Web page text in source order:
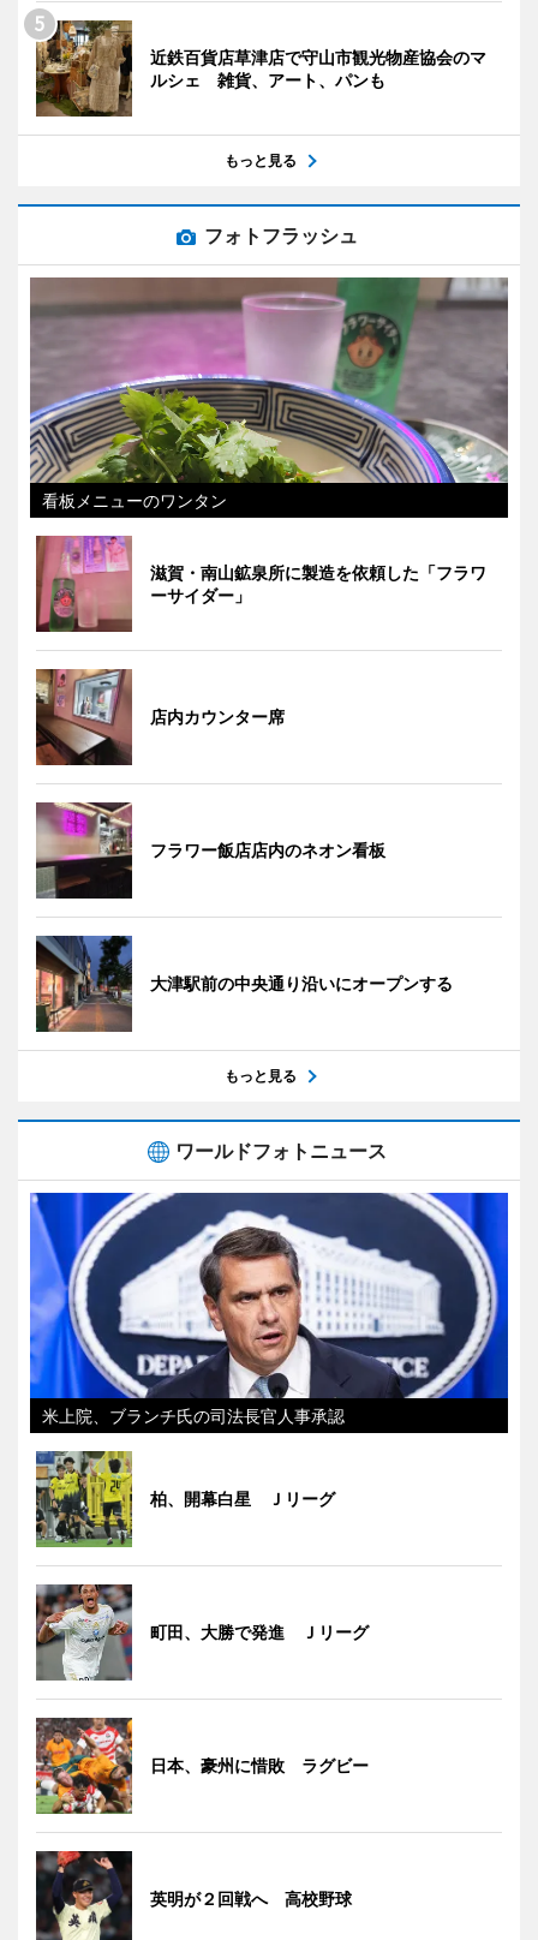
近鉄百貨店草津店で守山市観光物産協会のマ
ルシェ 雑貨、アート、パンも
もっと見る
フォトフラッシュ
看板メニューのワンタン
滋賀・南山鉱泉所に製造を依頼した「フラワ
ーサイダー」
店内カウンター席
フラワー飯店店内のネオン看板
大津駅前の中央通り沿いにオープンする
もっと見る
ワールドフォトニュース
米上院、ブランチ氏の司法長官人事承認
柏、開幕白星 Ｊリーグ
町田、大勝で発進 Ｊリーグ
日本、豪州に惜敗 ラグビー
英明が２回戦へ 高校野球